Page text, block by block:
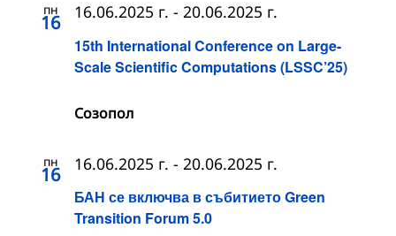
пн
16
15th International Conference on Large-
Scale Scientific Computations (LSSC’25)
16.06.2025 г. - 20.06.2025 г.
Созопол
пн
16
БАН се включва в събитието Green
Transition Forum 5.0
16.06.2025 г. - 20.06.2025 г.